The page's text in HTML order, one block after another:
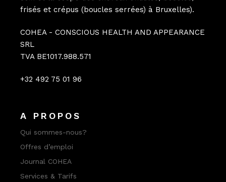
frisés et crépus (boucles serrées) à Bruxelles).
COHEA - CONSCIOUS HEALTH AND APPEARANCE
SRL
TVA BE1017.988.571
+32 492 75 01 96
A PROPOS
Qui sommes-nous?
Offres d’emploi
Journal COHEA
Services & Tarifs